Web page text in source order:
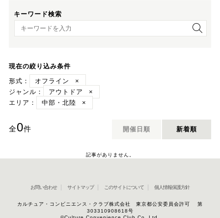
キーワード検索
キーワード検索
現在の絞り込み条件
形式：
オフライン
×
ジャンル：
アウトドア
×
エリア：
中部・北陸 ×
全0件 開催日順 新着順
記事がありません。
お問い合わせ サイトマップ このサイトについて 個人情報保護方針
カルチュア・コンビニエンス・クラブ株式会社 東京都公安委員会許可 第
303310908618号